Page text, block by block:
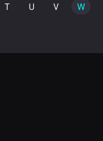
T U V W